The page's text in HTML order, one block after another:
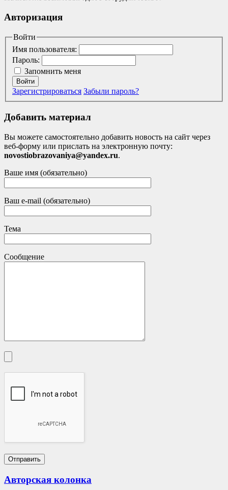
Авторизация
Войти
Имя пользователя:
Пароль:
Запомнить меня
Войти
Зарегистрироваться Забыли пароль?
Добавить материал
Вы можете самостоятельно добавить новость на сайт через
веб-форму или прислать на электронную почту:
novostiobrazovaniya@yandex.ru.
Ваше имя (обязательно)
Ваш e-mail (обязательно)
Тема
Сообщение
Авторская колонка